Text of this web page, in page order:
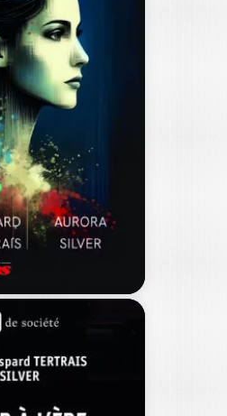
RENVERSEAU
TERTRAIS
un ouvrage
du travail
22,00